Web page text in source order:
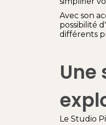
Avec son
possibilité
différents
Le Studio